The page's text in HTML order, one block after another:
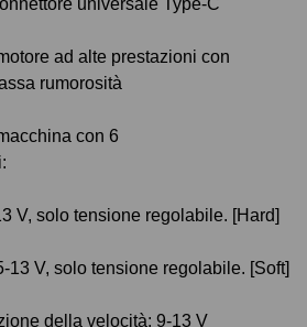
ad alte prestazioni con
rumorosità
con 6
V, solo tensione regolabile. [Hard]
13 V, solo tensione regolabile. [Soft]
della velocità: 9-13 V